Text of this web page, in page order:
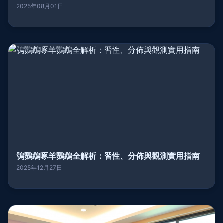
2025年08月01日
鴞鸚鵡啄羊鸚鵡全解析：習性、分佈與觀測實用指南
2025年12月27日